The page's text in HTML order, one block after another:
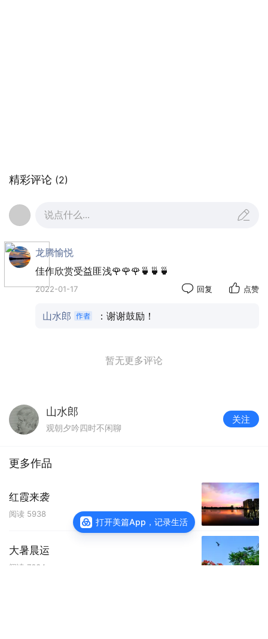
精彩评论 (2)
说点什么...
龙腾愉悦
佳作欣赏受益匪浅🌹🌹🌹🍵🍵🍵
2022-01-17 回复 点赞
山水郎 ：谢谢鼓励！
暂无更多评论
山水郎
观朝夕吟四时不闲聊
关注
更多作品
红霞来袭
阅读 5938
大暑晨运
阅读 7634
打开美篇App，记录生活